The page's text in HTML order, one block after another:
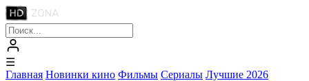
☰
Главная Новинки кино Фильмы Сериалы Лучшие 2026